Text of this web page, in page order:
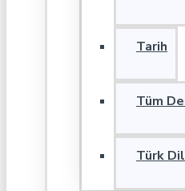
Tarih
Tüm
Türk